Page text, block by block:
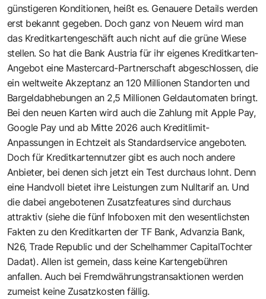
günstigeren Konditionen, heißt es. Genauere Details werden
erst bekannt gegeben. Doch ganz von Neuem wird man
das Kreditkartengeschäft auch nicht auf die grüne Wiese
stellen. So hat die Bank Austria für ihr eigenes Kreditkarten-
Angebot eine Mastercard-Partnerschaft abgeschlossen, die
ein weltweite Akzeptanz an 120 Millionen Standorten und
Bargeldabhebungen an 2,5 Millionen Geldautomaten bringt.
Bei den neuen Karten wird auch die Zahlung mit Apple Pay,
Google Pay und ab Mitte 2026 auch Kreditlimit-
Anpassungen in Echtzeit als Standardservice angeboten.
Doch für Kreditkartennutzer gibt es auch noch andere
Anbieter, bei denen sich jetzt ein Test durchaus lohnt. Denn
eine Handvoll bietet ihre Leistungen zum Nulltarif an. Und
die dabei angebotenen Zusatzfeatures sind durchaus
attraktiv (siehe die fünf Infoboxen mit den wesentlichsten
Fakten zu den Kreditkarten der TF Bank, Advanzia Bank,
N26, Trade Republic und der Schelhammer CapitalTochter
Dadat). Allen ist gemein, dass keine Kartengebühren
anfallen. Auch bei Fremdwährungstransaktionen werden
zumeist keine Zusatzkosten fällig.